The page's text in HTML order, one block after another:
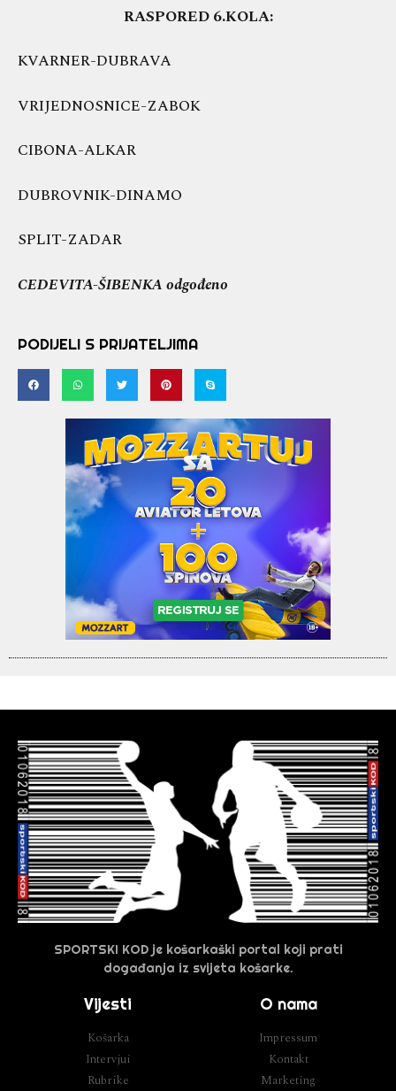
RASPORED 6.KOLA:
KVARNER-DUBRAVA
VRIJEDNOSNICE-ZABOK
CIBONA-ALKAR
DUBROVNIK-DINAMO
SPLIT-ZADAR
CEDEVITA-ŠIBENKA odgođeno
PODIJELI S PRIJATELJIMA
SPORTSKI KOD je košarkaški portal koji prati
događanja iz svijeta košarke.
Vijesti
Košarka
Intervjui
Rubrike
O nama
Impressum
Kontakt
Marketing